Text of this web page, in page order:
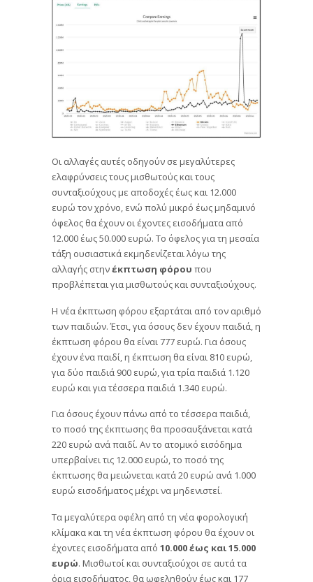
Οι αλλαγές αυτές οδηγούν σε μεγαλύτερες
ελαφρύνσεις τους μισθωτούς και τους
συνταξιούχους με αποδοχές έως και 12.000
ευρώ τον χρόνο, ενώ πολύ μικρό έως μηδαμινό
όφελος θα έχουν οι έχοντες εισοδήματα από
12.000 έως 50.000 ευρώ. Το όφελος για τη μεσαία
τάξη ουσιαστικά εκμηδενίζεται λόγω της
αλλαγής στηνέκπτωση φόρου που
προβλέπεται για μισθωτούς και συνταξιούχους.
Η νέα έκπτωση φόρου εξαρτάται από τον αριθμό
των παιδιών. Έτσι, για όσους δεν έχουν παιδιά, η
έκπτωση φόρου θα είναι 777 ευρώ. Για όσους
έχουν ένα παιδί, η έκπτωση θα είναι 810 ευρώ,
για δύο παιδιά 900 ευρώ, για τρία παιδιά 1.120
ευρώ και για τέσσερα παιδιά 1.340 ευρώ.
Για όσους έχουν πάνω από το τέσσερα παιδιά,
το ποσό της έκπτωσης θα προσαυξάνεται κατά
220 ευρώ ανά παιδί. Αν το ατομικό εισόδημα
υπερβαίνει τις 12.000 ευρώ, το ποσό της
έκπτωσης θα μειώνεται κατά 20 ευρώ ανά 1.000
ευρώ εισοδήματος μέχρι να μηδενιστεί.
Τα μεγαλύτερα οφέλη από τη νέα φορολογική
κλίμακα και τη νέα έκπτωση φόρου θα έχουν οι
έχοντες εισοδήματα από 10.000 έως και 15.000
ευρώ. Μισθωτοί και συνταξιούχοι σε αυτά τα
όρια εισοδήματος, θα ωφεληθούν έως και 177